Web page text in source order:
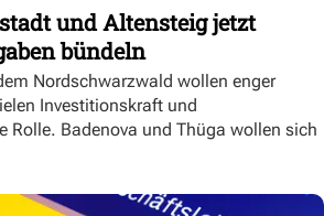
und Altensteig jetzt
bündeln
Nordschwarzwald wollen enger
Investitionskraft und
Rolle. Badenova und Thüga wollen sich